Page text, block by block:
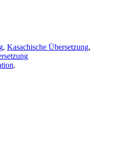
, Kasachische Übersetzung,
.